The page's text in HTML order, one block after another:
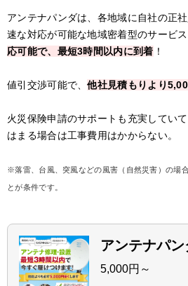
アンテナパンダは、各地域に自社の正
速な対応が可能な地域密着型のサービス
応可能で、最短3時間以内に到着 ！
値引交渉可能で、他社見積もりより
火災保険申請のサポートも充実してい
はまる場合は工事費用はかからない。
※落雷、台風、突風などの風害（自然災害）の場
とが条件です。
アンテナパン
5,000円～